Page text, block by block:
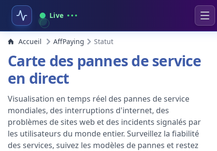
Live
Accueil AffPaying Statut
Carte des pannes de service
en direct
Visualisation en temps réel des pannes de service
mondiales, des interruptions d'internet, des
problèmes de sites web et des incidents signalés par
les utilisateurs du monde entier. Surveillez la fiabilité
des services, suivez les modèles de pannes et restez